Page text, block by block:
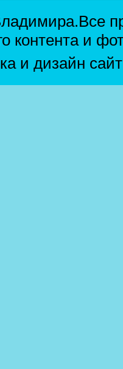
контента и
и дизайн